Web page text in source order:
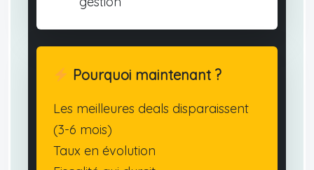
Pourquoi maintenant ?
Les meilleures deals disparaissent
(3-6 mois)
Taux en évolution